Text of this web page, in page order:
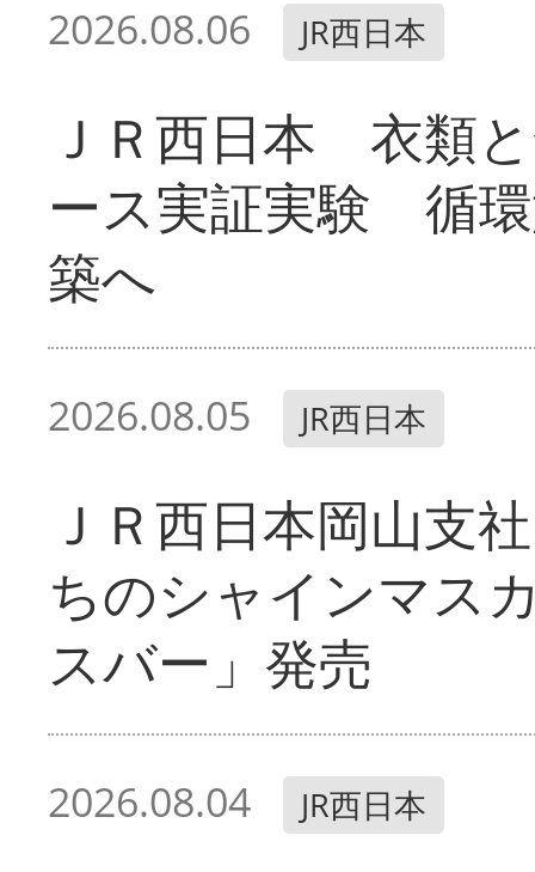
2026.08.06 JR西日本
ＪＲ西日本 衣類
ース実証実験 循
築へ
2026.08.05 JR西日本
ＪＲ西日本岡山支
ちのシャインマス
スバー」発売
2026.08.04 JR西日本